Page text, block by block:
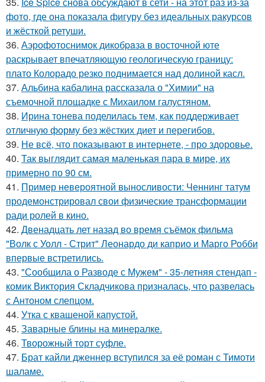
фото, где она показала фигуру без идеальных ракурсов
и жёсткой ретуши.
36. Аэрофотоснимок дикобpaза в восточной юте
раскрывает впечатляющую геологическую границу:
плато Колорадо резко поднимается над долиной касл.
37. Альбина кабалина рассказала о "Химии" на
съемочной площадке с Михаилом галустяном.
38. Ирина тонева поделилась тем, как поддерживает
отличную форму без жёстких диет и перегибов.
39. Не всё, что показывают в интернете, - про здоровье.
40. Так выглядит самая маленькая пара в мире, их
примерно по 90 см.
41. Пример невероятной выносливости: Ченнинг татум
продемонстрировал свои физические трансформации
ради ролей в кино.
42. Двенадцать лет назад во время съёмок фильма
"Волк с Уолл - Стрит" Леонардо ди каприо и Марго Робби
впервые встретились.
43. "Сообщила о Разводе с Мужем" - 35-летняя стендап -
комик Виктория Складчикова призналась, что развелась
с Антоном слепцом.
44. Утка с квашеной капустой.
45. Заварные блины на минералке.
46. Творожный торт суфле.
47. Брат кайли дженнер вступился за её роман с Тимоти
шаламе.